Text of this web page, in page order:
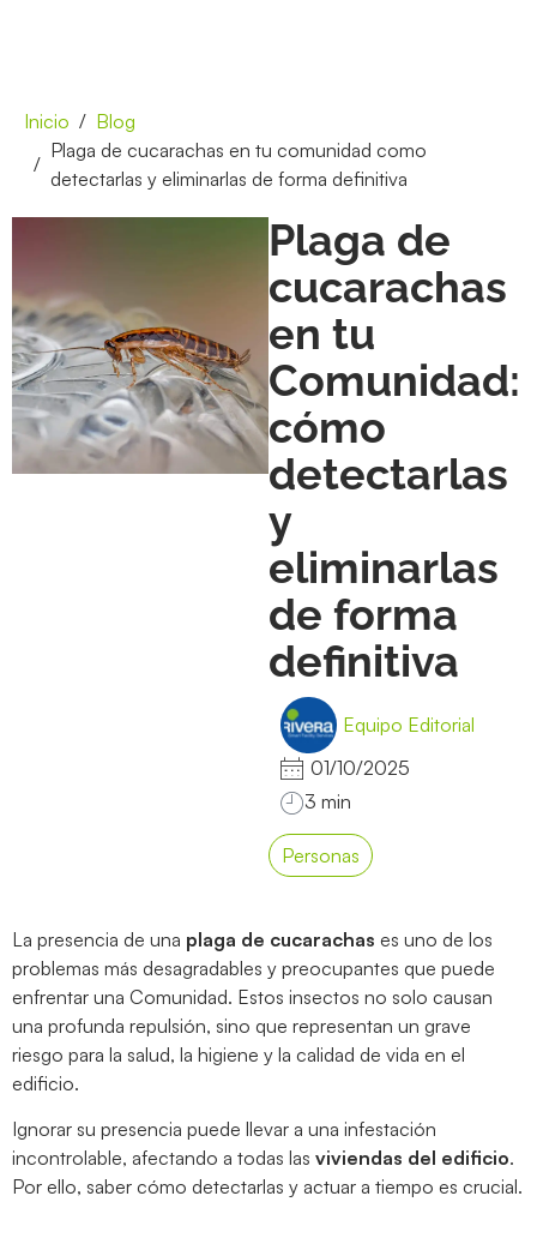
Inicio
Blog
Plaga de cucarachas en tu comunidad como
detectarlas y eliminarlas de forma definitiva
Plaga de
cucarachas
en tu
Comunidad:
cómo
detectarlas
y
eliminarlas
de forma
definitiva
Equipo Editorial
01/10/2025
Personas
La presencia de una plaga de cucarachas es uno de los
problemas más desagradables y preocupantes que puede
enfrentar una Comunidad. Estos insectos no solo causan
una profunda repulsión, sino que representan un grave
riesgo para la salud, la higiene y la calidad de vida en el
edificio.
Ignorar su presencia puede llevar a una infestación
incontrolable, afectando a todas las viviendas del edificio.
Por ello, saber cómo detectarlas y actuar a tiempo es crucial.